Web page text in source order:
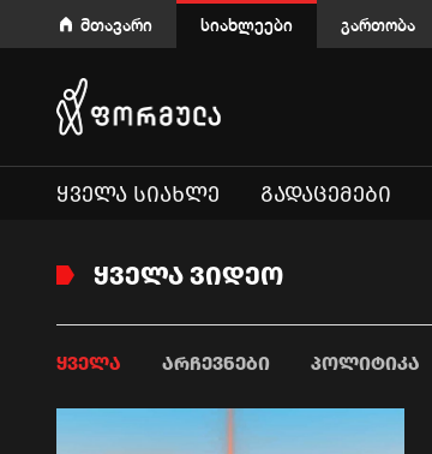
მთავარი სიახლეები გართობა
ᲧᲕᲔᲚᲐ ᲡᲘᲐᲮᲚᲔ ᲒᲐᲓᲐᲪᲔᲛᲔᲑᲘ
ᲧᲕᲔᲚᲐ ᲕᲘᲓᲔᲝ
ᲧᲕᲔᲚᲐ ᲐᲠᲩᲔᲕᲜᲔᲑᲘ ᲞᲝᲚᲘᲢᲘᲙᲐ